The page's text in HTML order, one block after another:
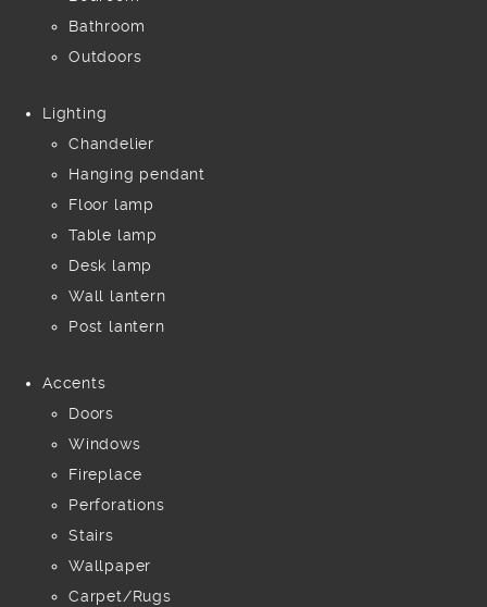
Bathroom
Outdoors
Lighting
Chandelier
Hanging pendant
Floor lamp
Table lamp
Desk lamp
Wall lantern
Post lantern
Accents
Doors
Windows
Fireplace
Perforations
Stairs
Wallpaper
Carpet/Rugs